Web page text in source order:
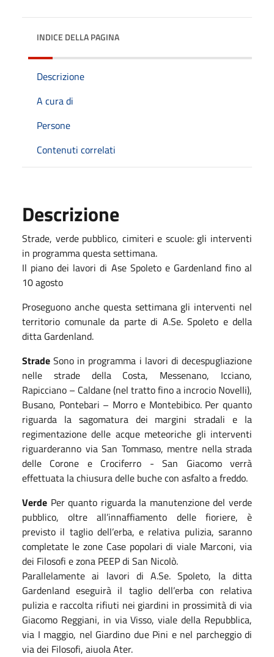
INDICE DELLA PAGINA
Descrizione
A cura di
Persone
Contenuti correlati
Descrizione
Strade, verde pubblico, cimiteri e scuole: gli interventi
in programma questa settimana.
Il piano dei lavori di Ase Spoleto e Gardenland fino al
10agosto
Proseguono anche questa settimana gli interventi nel
territorio comunale da parte di A.Se. Spoleto e della
ditta Gardenland.
Strade Sono in programma i lavori di decespugliazione
nelle strade della Costa, Messenano, Icciano,
Rapicciano – Caldane (nel tratto fino a incrocio Novelli),
Busano, Pontebari – Morro e Montebibico. Per quanto
riguarda la sagomatura dei margini stradali e la
regimentazione delle acque meteoriche gli interventi
riguarderanno via San Tommaso, mentre nella strada
delle Corone e Crociferro - San Giacomo verrà
effettuata la chiusura delle buche con asfalto a freddo.
Verde Per quanto riguarda la manutenzione del verde
pubblico, oltre all’innaffiamento delle fioriere, è
previsto il taglio dell’erba, e relativa pulizia, saranno
completate lezoneCase popolari di viale Marconi, via
dei Filosofi e zona PEEP di San Nicolò.
Parallelamente ai lavori di A.Se. Spoleto, la ditta
Gardenland eseguirà il taglio dell’erba con relativa
pulizia e raccolta rifiuti nei giardini in prossimità di via
Giacomo Reggiani, in via Visso, viale della Repubblica,
via I maggio, nel Giardino due Pini e nel parcheggio di
via dei Filosofi, aiuola Ater.